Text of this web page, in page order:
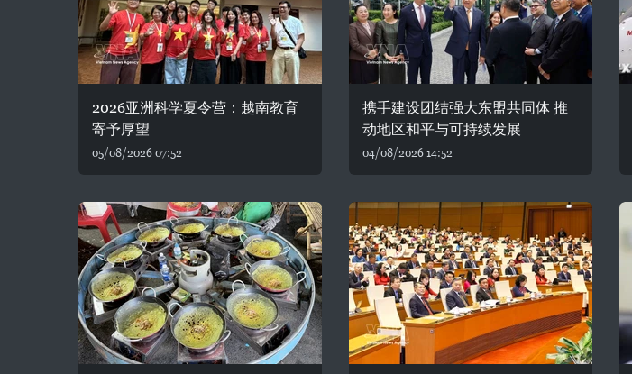
2026亚洲科学夏令营：越南教育
寄予厚望
05/08/2026 07:52
携手建设团结强大东盟共同体 推
动地区和平与可持续发展
04/08/2026 14:52